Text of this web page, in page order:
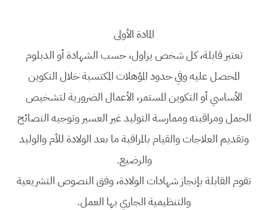
المادة الأولى
تعتبر قابلة، كل شخص يزاول، حسب الشهادة أو الدبلوم
المحصل عليه وفي حدود المؤهلات المكتسبة خلال التكوين
الأساسي أو التكوين المستمر، الأعمال الضرورية لتشخيص
الحمل ومراقبته وممارسة التوليد غير العسير وتوجيه النصائح
وتقديم العلاجات والقيام بالمراقبة ما بعد الولادة للأم والوليد
والرضيع.
تقوم القابلة بإنجاز شهادات الولادة، وفق النصوص التشريعية
والتنظيمية الجاري بها العمل.